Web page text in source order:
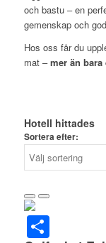
och bastu – en
gemenskap och
Hos oss får du
mat –mer än
Hotell hittades
Sortera efter:
Dela